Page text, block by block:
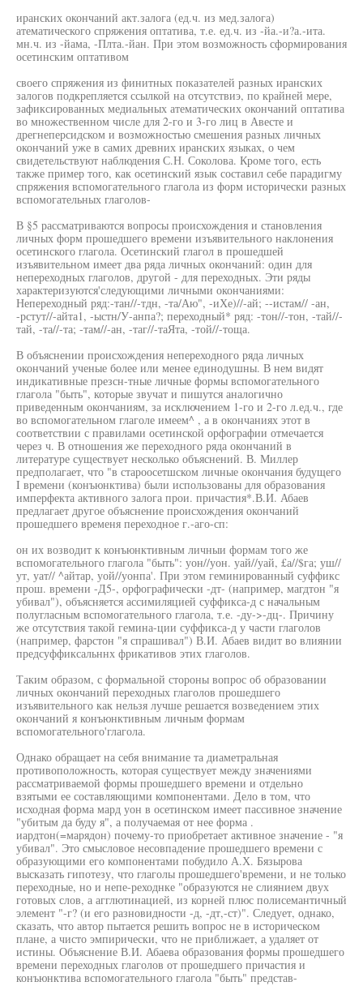
иранских окончаний акт.залога (ед.ч. из мед.залога)
атематического спряжения оптатива, т.е. ед.ч. из -йа.-и?а.-ита.
мн.ч. из -йама, -Плта.-йан. При этом возможность сформирования
осетинским оптативом
своего спряжения из финитных показателей разных иранских
залогов подкрепляется ссылкой на отсутствиэ, по крайней мере,
зафиксированных медиальных атематических окончаний оптатива
во множественном числе для 2-го и 3-го лиц в Авесте и
дрегнеперсидском и возможностью смешения разных личных
окончаний уже в самих древних иранских языках, о чем
свидетельствуют наблюдения С.Н. Соколова. Кроме того, есть
также пример того, как осетинский язык составил себе парадигму
спряжения вспомогательного глагола из форм исторически разных
вспомогательных глаголов-
В §5 рассматриваются вопросы происхождения и становления
личных форм прошедшего времени изъявительного наклонения
осетинского глагола. Осетинский глагол в прошедшей
изъявительном имеет два ряда личных окончаний: один для
непереходных глаголов, другой - для переходных. Эти ряды
характеризуются'следующими личными окончаниями:
Непереходный ряд:-тан//-тдн, -та/Аю", -иХе)//-ай; --истам// -ан,
-рстут//-айта1, -ыстн/У-анпа?; переходный* ряд: -тон//-тон, -тай//-
тай, -та//-та; -там//-ан, -таг//-таЯта, -той//-тоща.
В объяснении происхождения непереходного ряда личных
окончаний ученые более или менее единодушны. В нем видят
индикативные презсн-тные личные формы вспомогательного
глагола "быть", которые звучат и пишутся аналогично
приведенным окончаниям, за исключением 1-го и 2-го л.ед.ч., где
во вспомогательном глаголе имеем^ , а в окончаниях этот в
соответствии с правилами осетинской орфографии отмечается
через ч. В отношения же переходного ряда окончаний в
литературе существует несколько объяснений. В. Миллер
предполагает, что "в староосетшском личные окончания будущего
I времени (конъюнктива) были использованы для образования
имперфекта активного залога прои. причастия*.В.И. Абаев
предлагает другое объяснение происхождения окончаний
прошедшего временя переходное г.-аго-сп:
он их возводит к конъюнктивным личныи формам того же
вспомогательного глагола "быть": уон//уон. уай//уай, £а//$га; уш//
ут, уат// ^айтар, уой//уонпа'. При этом геминированный суффикс
прош. времени -Д5-, орфографически -дт- (например, магдтон "я
убивал"), объясняется ассимиляцией суффикса-д с начальным
полугласным вспомогательного глагола, т.е. -ду->-дц-. Причину
же отсутствия такой гемина-ции суффикса-д у части глаголов
(например, фарстон "я спрашивал") В.И. Абаев видит во влиянии
предсуффиксальннх фрикативов этих глаголов.
Таким образом, с формальной стороны вопрос об образовании
личных окончаний переходных глаголов прошедшего
изъявительного как нельзя лучше решается возведением этих
окончаний я конъюнктивным личным формам
вспомогательного'глагола.
Однако обращает на себя внимание та диаметральная
противоположность, которая существует между значениями
рассматриваемой формы прошедшего времени и отдельно
взятыми ее составляющими компонентами. Дело в том, что
исходная форма мард уон в осетинском имеет пассивное значение
"убитым да буду я", а получаемая от нее форма .
иардтон(=марядон) почему-то приобретает активное значение - "я
убивал". Это смысловое несовпадение прошедшего времени с
образующими его компонентами побудило А.Х. Бязырова
высказать гипотезу, что глаголы прошедшего'времени, и не только
переходные, но и непе-реходнке "образуются не слиянием двух
готовых слов, а агглютинацией, из корней плюс полисемантичный
элемент "-г? (и его разновидности -д, -дт,-ст)". Следует, однако,
сказать, что автор пытается решить вопрос не в историческом
плане, а чисто эмпирически, что не приближает, а удаляет от
истины. Объяснение В.И. Абаева образования формы прошедшего
времени переходных глаголов от прошедшего причастия и
конъюнктива вспомогательного глагола "быть" представ-